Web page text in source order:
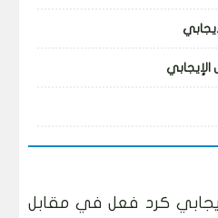
كرد فعل في مقابل